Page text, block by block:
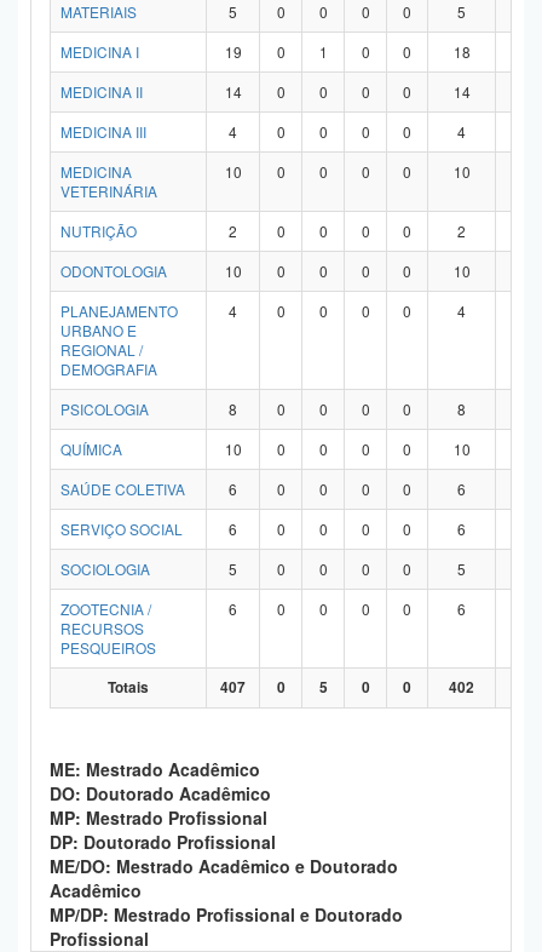
MATERIAIS 5 0 0 0 0 5
MEDICINA I
19 0 1 0 0 18
MEDICINA II
14 0 0 0 0 14
MEDICINA III
4 0 0 0 0 4
MEDICINA
VETERINÁRIA
10 0 0 0 0 10
NUTRIÇÃO 2 0 0 0 0 2
ODONTOLOGIA
10 0 0 0 0 10
PLANEJAMENTO
URBANO E
REGIONAL /
DEMOGRAFIA
4 0 0 0 0 4
PSICOLOGIA 8 0 0 0 0 8
QUÍMICA
10 0 0 0 0 10
SAÚDE COLETIVA
6 0 0 0 0 6
SERVIÇO SOCIAL
6 0 0 0 0 6
SOCIOLOGIA
5 0 0 0 0 5
ZOOTECNIA /
RECURSOS
PESQUEIROS
6 0 0 0 0 6
Totais 407 0 5 0 0 402
ME: Mestrado Acadêmico
DO: Doutorado Acadêmico
MP: Mestrado Profissional
DP: Doutorado Profissional
ME/DO: Mestrado Acadêmico e Doutorado
Acadêmico
MP/DP: Mestrado Profissional e Doutorado
Profissional